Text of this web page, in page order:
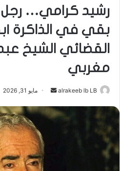
رشيد كرامي… رجل
بقي في الذاكرة
القضائي الشيخ
مغربي
alrakeeb lb LB
أرسل
إلكترونيا
مايو 31, 2026